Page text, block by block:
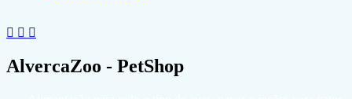
AlvercaZoo - PetShop